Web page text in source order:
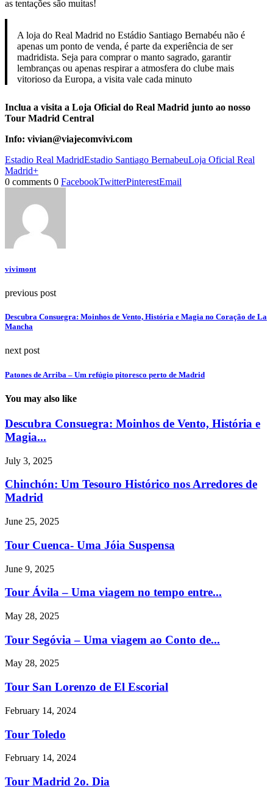
as tentações são muitas!
A loja do Real Madrid no Estádio Santiago Bernabéu não é
apenas um ponto de venda, é parte da experiência de ser
madridista. Seja para comprar o manto sagrado, garantir
lembranças ou apenas respirar a atmosfera do clube mais
vitorioso da Europa, a visita vale cada minuto
Inclua a visita a Loja Oficial do Real Madrid junto ao nosso
Tour Madrid Central
Info: vivian@viajecomvivi.com
Estadio Real MadridEstadio Santiago BernabeuLoja Oficial Real
Madrid+
0 comments 0 FacebookTwitterPinterestEmail
vivimont
previous post
Descubra Consuegra: Moinhos de Vento, História e Magia no Coração de La
Mancha
next post
Patones de Arriba – Um refúgio pitoresco perto de Madrid
You may also like
Descubra Consuegra: Moinhos de Vento, História e
Magia...
July 3, 2025
Chinchón: Um Tesouro Histórico nos Arredores de
Madrid
June 25, 2025
Tour Cuenca- Uma Jóia Suspensa
June 9, 2025
Tour Ávila – Uma viagem no tempo entre...
May 28, 2025
Tour Segóvia – Uma viagem ao Conto de...
May 28, 2025
Tour San Lorenzo de El Escorial
February 14, 2024
Tour Toledo
February 14, 2024
Tour Madrid 2o. Dia